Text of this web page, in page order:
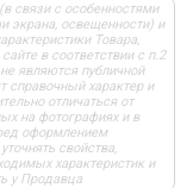
связи с особенностями
экрана, освещенности) и
Товара,
в соответствии с п.2
являются публичной
справочный характер и
отличаться от
на фотографиях и в
оформлением
свойства,
характеристик и
у Продавца